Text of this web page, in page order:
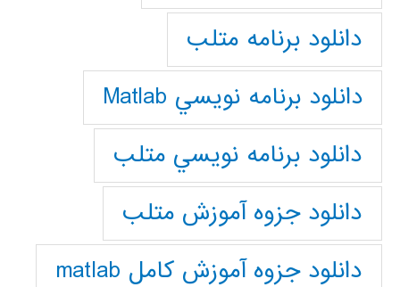
دانلود برنامه متلب
دانلود برنامه نويسي Matlab
دانلود برنامه نويسي متلب
دانلود جزوه آموزش متلب
دانلود جزوه آموزش کامل matlab